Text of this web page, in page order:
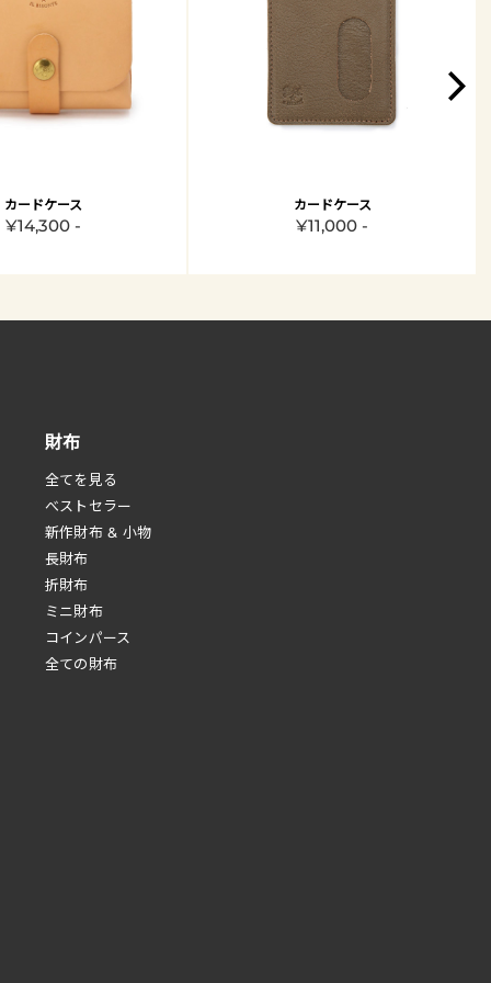
カードケース
¥14,300 -
カードケース
¥11,000 -
財布
全てを見る
べストセラー
新作財布 & 小物
長財布
折財布
ミニ財布
コインパース
全ての財布